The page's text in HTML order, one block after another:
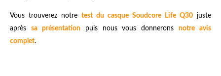
Vous trouverez notre test du casque Soudcore Life Q30 juste
après sa présentationpuis nous vous donneronsnotre avis
complet.